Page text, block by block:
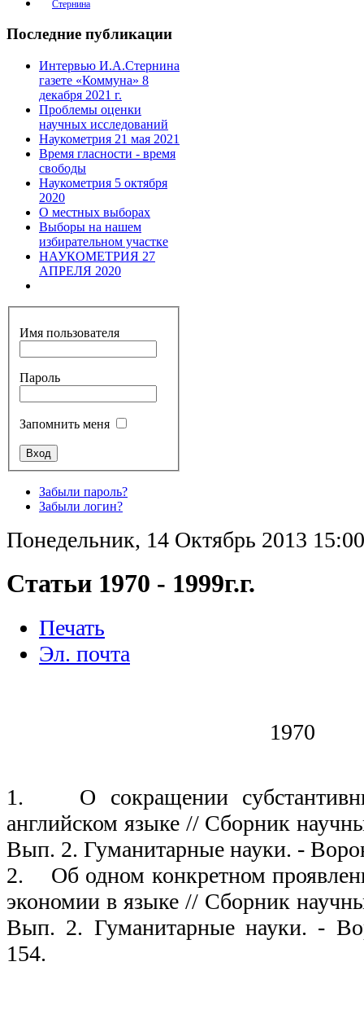
Последние публикации
Интервью И.А.Стернина
газете «Коммуна» 8
декабря 2021 г.
Проблемы оценки
научных исследований
Наукометрия 21 мая 2021
Время гласности - время
свободы
Наукометрия 5 октября
2020
О местных выборах
Выборы на нашем
избирательном участке
НАУКОМЕТРИЯ 27
АПРЕЛЯ 2020
Имя пользователя
Пароль
Запомнить меня
Забыли пароль?
Забыли логин?
Понедельник, 14 Октябрь 2013 15:00
Статьи 1970 - 1999г.г.
Печать
Эл. почта
1970
1. О сокращении
английском языке // Сборник
Вып. 2. Гуманитарные науки. -
2. Об одном конкретном
экономии в языке // Сборник
Вып. 2. Гуманитарные науки. -
154.